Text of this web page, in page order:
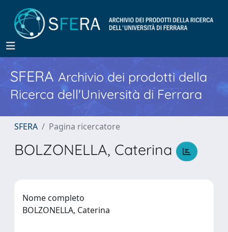
SFERA Archivio dei prodotti della
Ricerca dell'Università di Ferrara
SFERA Pagina ricercatore
BOLZONELLA, Caterina
Nome completo
BOLZONELLA, Caterina